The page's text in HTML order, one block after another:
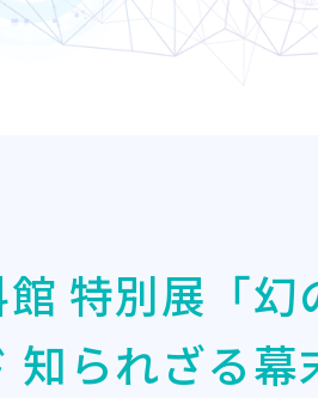
特別展「
知られざる